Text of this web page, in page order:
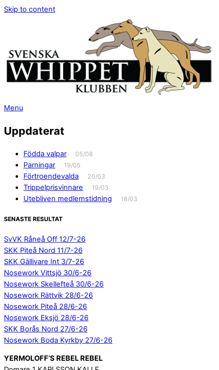
Skip to content
Menu
Uppdaterat
Födda valpar 05/08
Parningar 19/05
Förtroendevalda 20/03
Trippelprisvinnare 19/03
Utebliven medlemstidning 18/03
SENASTE RESULTAT
SvVK Råneå Off 12/7-26
SKK Piteå Nord 11/7-26
SKK Gällivare Int 3/7-26
Nosework Vittsjö 30/6-26
Nosework Skellefteå 30/6-26
Nosework Rättvik 28/6-26
Nosework Piteå 28/6-26
Nosework Eksjö 28/6-26
SKK Borås Nord 27/6-26
Nosework Boda Kyrkby 27/6-26
YERMOLOFF’S REBEL REBEL